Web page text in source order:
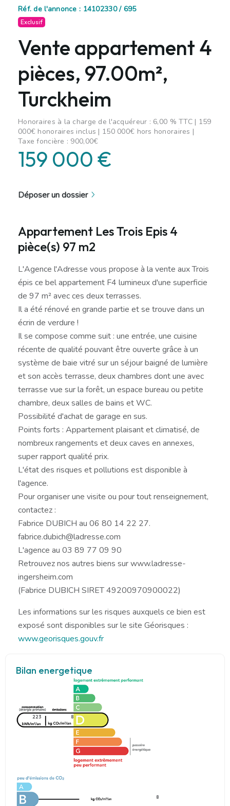
Réf. de l'annonce : 14102330 / 695
Exclusif
Vente appartement 4
pièces, 97.00m²,
Turckheim
Honoraires à la charge de l'acquéreur : 6,00 % TTC | 159
000€ honoraires inclus | 150 000€ hors honoraires |
Taxe foncière : 900,00€
159 000 €
Déposer un dossier
Appartement Les Trois Epis 4
pièce(s) 97 m2
L'Agence l'Adresse vous propose à la vente aux Trois
épis ce bel appartement F4 lumineux d'une superficie
de 97 m² avec ces deux terrasses.
Il a été rénové en grande partie et se trouve dans un
écrin de verdure !
Il se compose comme suit : une entrée, une cuisine
récente de qualité pouvant être ouverte grâce à un
système de baie vitré sur un séjour baigné de lumière
et son accès terrasse, deux chambres dont une avec
terrasse vue sur la forêt, un espace bureau ou petite
chambre, deux salles de bains et WC.
Possibilité d'achat de garage en sus.
Points forts : Appartement plaisant et climatisé, de
nombreux rangements et deux caves en annexes,
super rapport qualité prix.
L'état des risques et pollutions est disponible à
l'agence.
Pour organiser une visite ou pour tout renseignement,
contactez :
Fabrice DUBICH au 06 80 14 22 27.
fabrice.dubich@ladresse.com
L'agence au 03 89 77 09 90
Retrouvez nos autres biens sur www.ladresse-
ingersheim.com
(Fabrice DUBICH SIRET 49200970900022)
Les informations sur les risques auxquels ce bien est
exposé sont disponibles sur le site Géorisques :
www.georisques.gouv.fr
Bilan energetique
223 8
8